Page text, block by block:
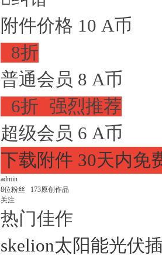
附件价格 10 A币
8折
普通会员 8 A币
6折 强烈推荐
超级会员 6 A币
下载附件 30天内免
admin
8位粉丝 173原创作品
关注
热门佳作
skelion太阳能光伏